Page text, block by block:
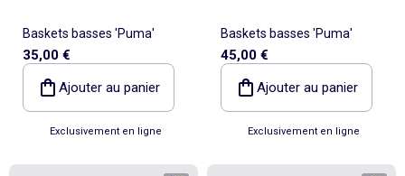
Baskets basses 'Puma'
35,00 €
Ajouter au panier
Exclusivement en ligne
Baskets basses 'Puma'
45,00 €
Ajouter au panier
Exclusivement en ligne